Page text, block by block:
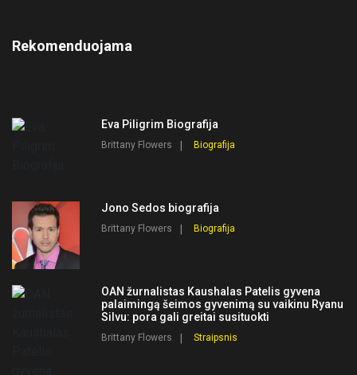
Rekomenduojama
Eva Piligrim Biografija
Brittany Flowers Biografija
Jono Sedos biografija
Brittany Flowers Biografija
OAN žurnalistas Kaushalas Patelis gyvena
palaimingą šeimos gyvenimą su vaikinu Ryanu
Silvu: pora gali greitai susituokti
Brittany Flowers Straipsnis